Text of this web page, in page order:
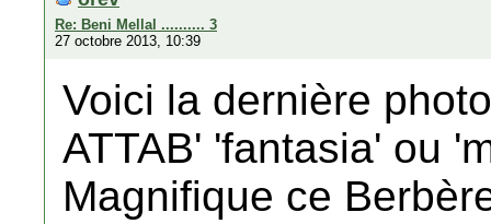
Re: Beni Mellal .......... 3
27 octobre 2013, 10:39
Voici la dernière
ATTAB' 'fantasia' ou
Magnifique ce